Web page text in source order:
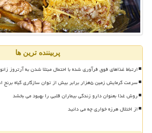
پربیننده ترین ها
ارتباط غذاهای فوق فرآوری شده با احتمال مبتلا شدن به آرتروز زانو
سرعت گرمایش زمین ۵هزار برابر بیش از توان سازگاری گیاه برنج است
روش غذا بعنوان دارو زندگی بیماران قلبی را بهبود می بخشد
از اختلال هرزه خواری چه می دانید